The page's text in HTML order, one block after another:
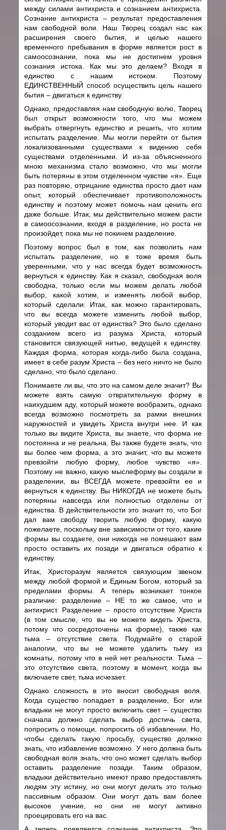
между силами антихриста и сознанием антихриста.
Сознание антихриста – результат предоставления
нам свободной воли. Наш Творец создал нас как
расширения своего бытия, и целью нашего
временного пребывания в форме является рост в
самоосознании, пока мы не достигнем уровня
сознания истока. Как мы это делаем? Входя в
единство с нашим истоком. Поэтому
ЕДИНСТВЕННЫЙ способ осуществить цель нашего
бытия – двигаться к единству.
Однако, предоставляя нам свободную волю, Творец
был открыт возможности того, что мы можем
выбрать отвергнуть единство и решить, что хотим
испытать разделение. Мы могли перейти от бытия
локализованными существами к видению себя
существами отделенными. И из-за объясненного
мною механизма стало возможно, что мы могли
быть потеряны в этом отделенном чувстве «я». Еще
раз повторяю, отрицание единства просто дает нам
опыт, который обеспечивает противоположность
единству и поэтому может помочь нам ценить его
даже больше. Итак, мы действительно можем расти
в самоосознании, входя в разделение, но роста не
произойдет, пока мы не покинем разделение.
Поэтому вопрос был в том, как позволить нам
испытать разделение, но в тоже время быть
уверенными, что у нас всегда будет возможность
вернуться к единству. Как я сказал, свободная воля
свободна, только если мы можем делать любой
выбор, какой хотим, и изменять любой выбор,
который сделали. Итак, как можно гарантировать,
что вы всегда можете изменить любой выбор,
который уводит вас от единства? Это было сделано
созданием всего из разума Христа, который
становится связующей нитью, ведущей к единству.
Каждая форма, которая когда-либо была создана,
имеет в себе разум Христа – без него ничто не было
сделано, что было сделано.
Понимаете ли вы, что это на самом деле значит? Вы
можете взять самую отвратительную форму в
наихудшем аду, который можете вообразить, однако
всегда возможно посмотреть за рамки внешних
наружностей и увидеть Христа внутри нее. И как
только вы видите Христа, вы знаете, что форма не
постоянна и не реальна. Вы также будете знать, что
вы более чем форма, а это значит, что вы можете
превзойти любую форму, любое чувство «я».
Поэтому не важно, какую мыслеформу вы создали в
разделении, вы ВСЕГДА можете превзойти ее и
вернуться к единству. Вы НИКОГДА не можете быть
потеряны навсегда или полностью отделены от
единства. В действительности это значит то, что Бог
дал вам свободу творить любую форму, какую
пожелаете, поскольку вне зависимости от того, какие
формы вы создаете, они никогда не помешают вам
просто оставить их позади и двигаться обратно к
единству.
Итак, Христоразум является связующим звеном
между любой формой и Единым Богом, который за
пределами формы. А теперь возникает тонкое
различие: разделение – НЕ то же самое, что и
антихрист. Разделение – просто отсутствие Христа
(в том смысле, что вы не можете видеть Христа,
потому что сосредоточены на форме), также как
тьма – отсутствие света. Подумайте о старой
аналогии, что вы не можете удалить тьму из
комнаты, потому что в ней нет реальности. Тьма –
это отсутствие света, поэтому в момент, когда вы
включаете свет, тьма исчезает.
Однако сложность в это вносит свободная воля.
Когда существо попадает в разделение, Бог или
владыки не могут просто включить свет – существо
сначала должно сделать выбор достичь света,
попросить о помощи, попросить об избавлении. Но,
чтобы сделать такую просьбу, существо должно
знать, что избавление возможно. У него должна быть
свободная воля знать, что оно может сделать выбор
оставить разделение позади. Таким образом,
владыки действительно имеют право предоставлять
людям эту истину, но они могут делать это только
пассивным образом. Они могут дать вам более
высокое учение, но они не могут активно
проецировать его на вас.